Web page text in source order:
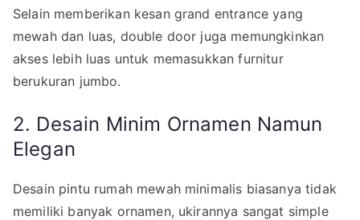
Selain memberikan kesan grand entrance yang
mewah dan luas, double door juga memungkinkan
akses lebih luas untuk memasukkan furnitur
berukuran jumbo.
2. Desain Minim Ornamen Namun
Elegan
Desain pintu rumah mewah minimalis biasanya tidak
memiliki banyak ornamen, ukirannya sangat simple